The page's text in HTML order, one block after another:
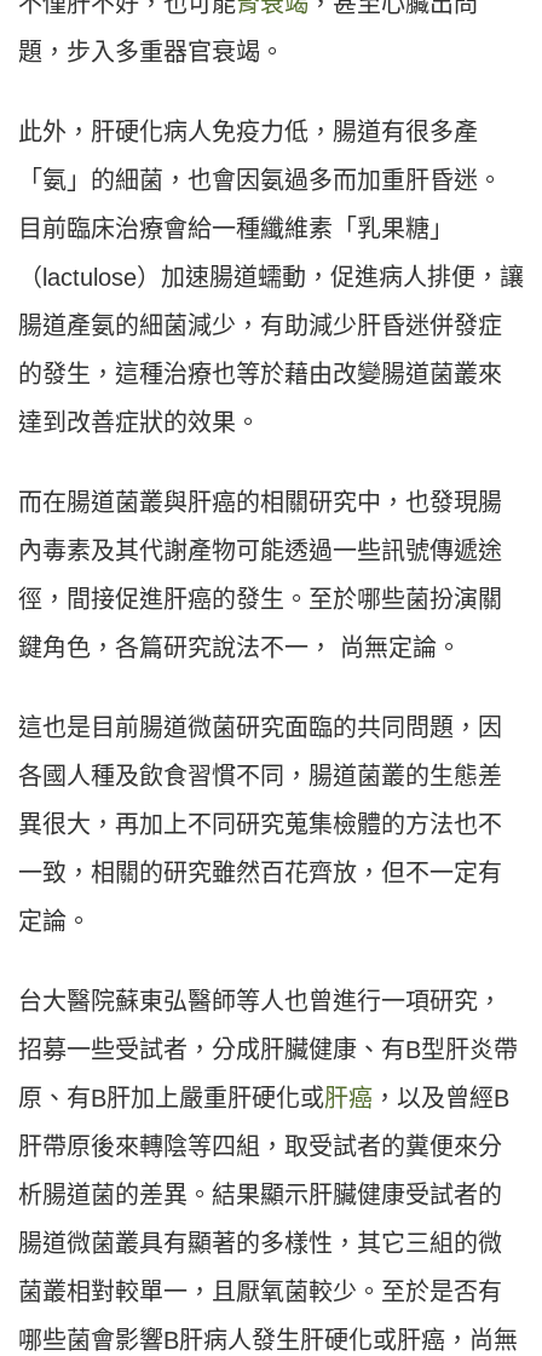
題，步入多重器官衰竭。
此外，肝硬化病人免疫力低，腸道有很多產
「氨」的細菌，也會因氨過多而加重肝昏迷。
目前臨床治療會給一種纖維素「乳果糖」
（lactulose）加速腸道蠕動，促進病人排便，讓
腸道產氨的細菌減少，有助減少肝昏迷併發症
的發生，這種治療也等於藉由改變腸道菌叢來
達到改善症狀的效果。
而在腸道菌叢與肝癌的相關研究中，也發現腸
內毒素及其代謝產物可能透過一些訊號傳遞途
徑，間接促進肝癌的發生。至於哪些菌扮演關
鍵角色，各篇研究說法不一， 尚無定論。
這也是目前腸道微菌研究面臨的共同問題，因
各國人種及飲食習慣不同，腸道菌叢的生態差
異很大，再加上不同研究蒐集檢體的方法也不
一致，相關的研究雖然百花齊放，但不一定有
定論。
台大醫院蘇東弘醫師等人也曾進行一項研究，
招募一些受試者，分成肝臟健康、有B型肝炎帶
原、有B肝加上嚴重肝硬化或肝癌 ，以及曾經B
肝帶原後來轉陰等四組，取受試者的糞便來分
析腸道菌的差異。結果顯示肝臟健康受試者的
腸道微菌叢具有顯著的多樣性，其它三組的微
菌叢相對較單一，且厭氧菌較少。至於是否有
哪些菌會影響B肝病人發生肝硬化或肝癌，尚無